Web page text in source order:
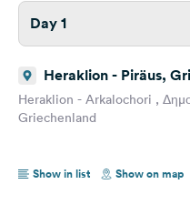
Day 1
Heraklion - Piräus,
Heraklion - Arkalochori ,
Griechenland
Show in list Show on map